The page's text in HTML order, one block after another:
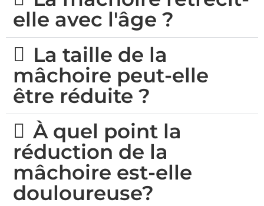
elle avec l'âge ?
La taille de la
mâchoire peut-elle
être réduite ?
À quel point la
réduction de la
mâchoire est-elle
douloureuse?